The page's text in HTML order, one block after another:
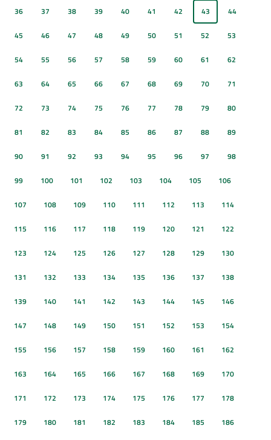
36 37 38 39 40 41 42 43 44
45 46 47 48 49 50 51 52 53
54 55 56 57 58 59 60 61 62
63 64 65 66 67 68 69 70 71
72 73 74 75 76 77 78 79 80
81 82 83 84 85 86 87 88 89
90 91 92 93 94 95 96 97 98
99 100 101 102 103 104 105 106
107 108 109 110 111 112 113 114
115 116 117 118 119 120 121 122
123 124 125 126 127 128 129 130
131 132 133 134 135 136 137 138
139 140 141 142 143 144 145 146
147 148 149 150 151 152 153 154
155 156 157 158 159 160 161 162
163 164 165 166 167 168 169 170
171 172 173 174 175 176 177 178
179 180 181 182 183 184 185 186